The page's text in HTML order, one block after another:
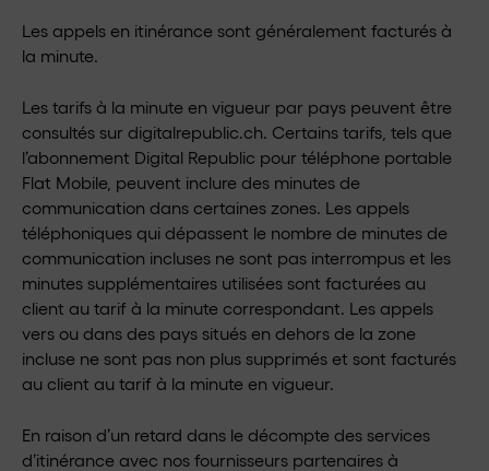
Les appels en itinérance sont généralement facturés à
la minute.
Les tarifs à la minute en vigueur par pays peuvent être
consultés sur digitalrepublic.ch. Certains tarifs, tels que
l’abonnement Digital Republic pour téléphone portable
Flat Mobile, peuvent inclure des minutes de
communication dans certaines zones. Les appels
téléphoniques qui dépassent le nombre de minutes de
communication incluses ne sont pas interrompus et les
minutes supplémentaires utilisées sont facturées au
client au tarif à la minute correspondant. Les appels
vers ou dans des pays situés en dehors de la zone
incluse ne sont pas non plus supprimés et sont facturés
au client au tarif à la minute en vigueur.
En raison d’un retard dans le décompte des services
d’itinérance avec nos fournisseurs partenaires à